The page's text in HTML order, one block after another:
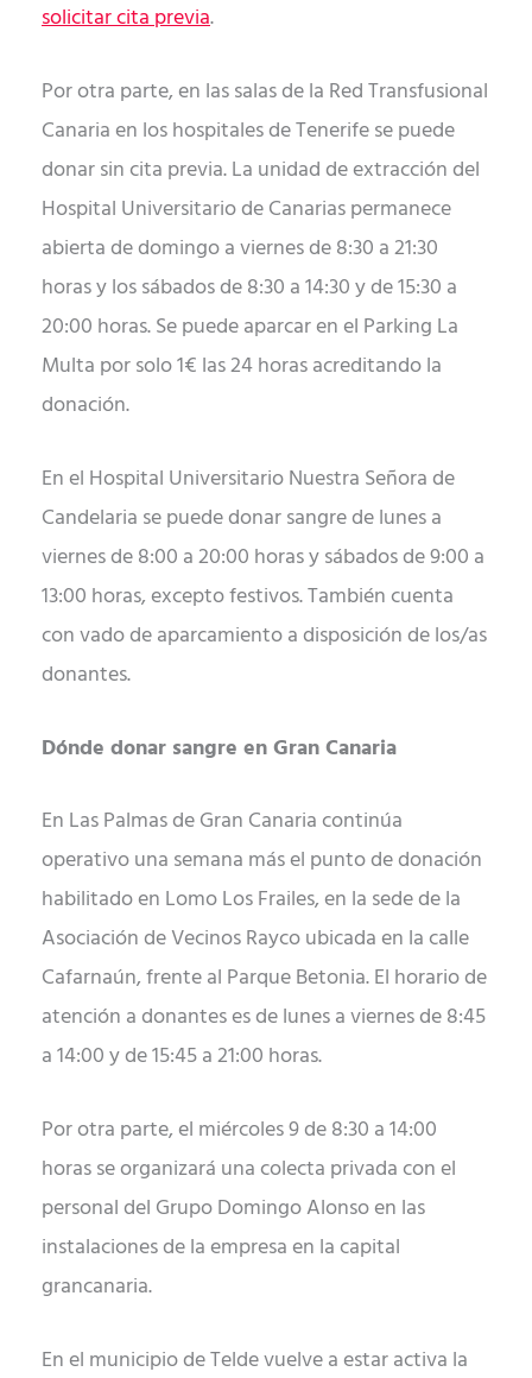
solicitar cita previa.
Por otra parte, en las salas de la Red Transfusional
Canaria en los hospitales de Tenerife se puede
donar sin cita previa. La unidad de extracción del
Hospital Universitario de Canarias permanece
abierta de domingo a viernes de 8:30 a 21:30
horas y los sábados de 8:30 a 14:30 y de 15:30 a
20:00 horas. Se puede aparcar en el Parking La
Multa por solo 1€ las 24 horas acreditando la
donación.
En el Hospital Universitario Nuestra Señora de
Candelaria se puede donar sangre de lunes a
viernes de 8:00 a 20:00 horas y sábados de 9:00 a
13:00 horas, excepto festivos. También cuenta
con vado de aparcamiento a disposición de los/as
donantes.
Dónde donar sangre en Gran Canaria
En Las Palmas de Gran Canaria continúa
operativo una semana más el punto de donación
habilitado en Lomo Los Frailes, en la sede de la
Asociación de Vecinos Rayco ubicada en la calle
Cafarnaún, frente al Parque Betonia. El horario de
atención a donantes es de lunes a viernes de 8:45
a 14:00 y de 15:45 a 21:00 horas.
Por otra parte, el miércoles 9 de 8:30 a 14:00
horas se organizará una colecta privada con el
personal del Grupo Domingo Alonso en las
instalaciones de la empresa en la capital
grancanaria.
En el municipio de Telde vuelve a estar activa la